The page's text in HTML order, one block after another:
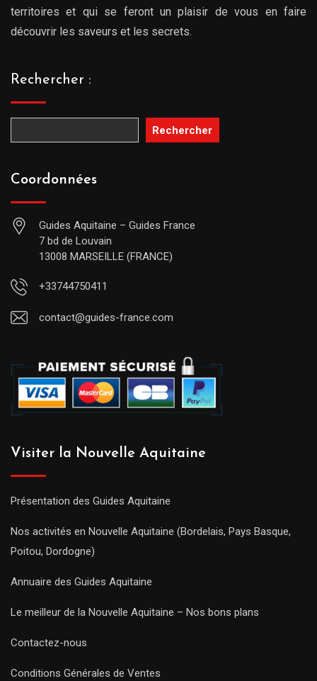
territoires et qui se feront un plaisir de vous en faire
découvrir les saveurs et les secrets.
Rechercher :
Rechercher
Coordonnées
Guides Aquitaine – Guides France
7 bd de Louvain
13008 MARSEILLE (FRANCE)
+33744750411
contact@guides-france.com
Visiter la Nouvelle Aquitaine
Présentation des Guides Aquitaine
Nos activités en Nouvelle Aquitaine (Bordelais, Pays Basque,
Poitou, Dordogne)
Annuaire des Guides Aquitaine
Le meilleur de la Nouvelle Aquitaine – Nos bons plans
Contactez-nous
Conditions Générales de Ventes